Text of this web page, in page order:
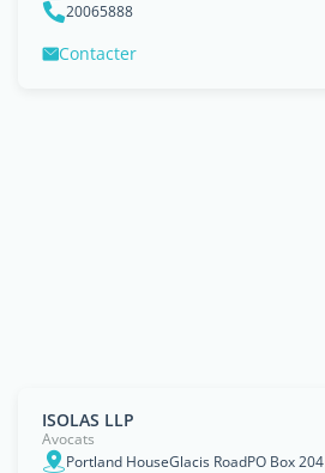
20065888
Contacter
ISOLAS LLP
Avocats
Portland HouseGlacis RoadPO Box 204